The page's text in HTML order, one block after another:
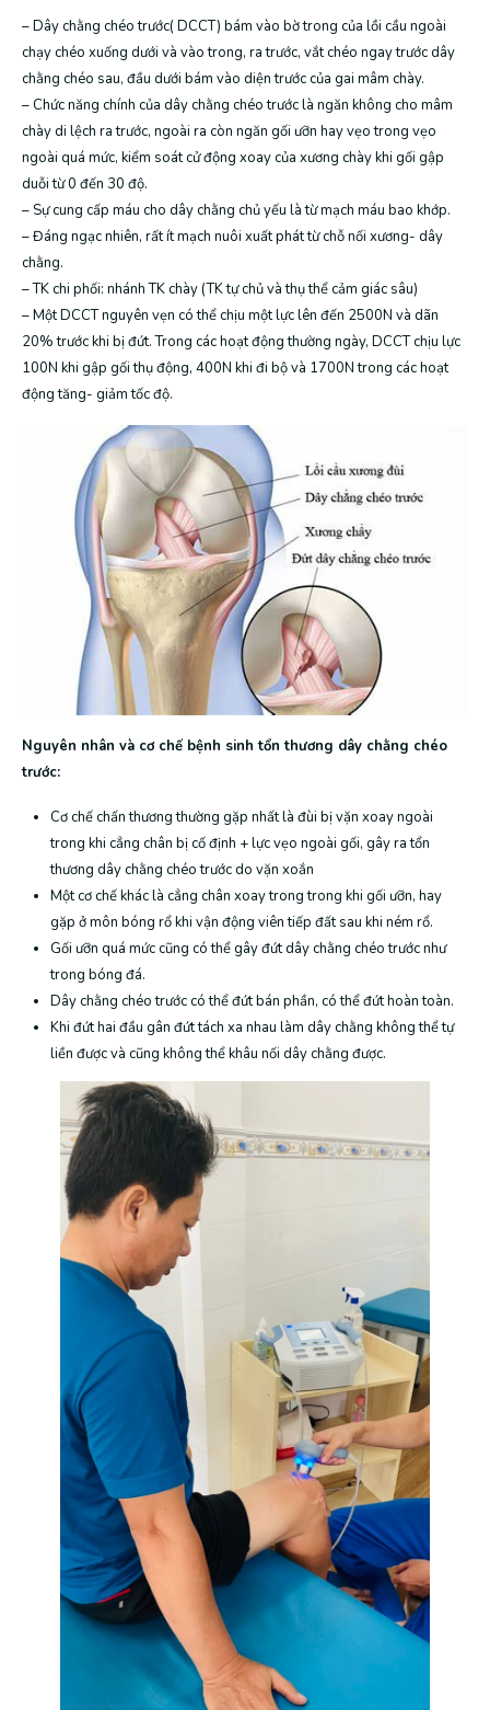
– Dây chằng chéo trước( DCCT) bám vào bờ trong của lồi cầu ngoài
chạy chéo xuống dưới và vào trong, ra trước, vắt chéo ngay trước dây
chằng chéo sau, đầu dưới bám vào diện trước của gai mâm chày.
– Chức năng chính của dây chằng chéo trước là ngăn không cho mâm
chày di lệch ra trước, ngoài ra còn ngăn gối ưỡn hay vẹo trong vẹo
ngoài quá mức, kiểm soát cử động xoay của xương chày khi gối gập
duỗi từ 0 đến 30 độ.
– Sự cung cấp máu cho dây chằng chủ yếu là từ mạch máu bao khớp.
– Đáng ngạc nhiên, rất ít mạch nuôi xuất phát từ chỗ nối xương- dây
chằng.
– TK chi phối: nhánh TK chày (TK tự chủ và thụ thể cảm giác sâu)
– Một DCCT nguyên vẹn có thể chịu một lực lên đến 2500N và dãn
20% trước khi bị đứt. Trong các hoạt động thường ngày, DCCT chịu lực
100N khi gập gối thụ động, 400N khi đi bộ và 1700N trong các hoạt
động tăng- giảm tốc độ.
Nguyên nhân và cơ chế bệnh sinh tổn thương dây chằng chéo
trước:
Cơ chế chấn thương thường gặp nhất là đùi bị vặn xoay ngoài
trong khi cẳng chân bị cố định + lực vẹo ngoài gối, gây ra tổn
thương dây chằng chéo trước do vặn xoắn
Một cơ chế khác là cẳng chân xoay trong trong khi gối ưỡn, hay
gặp ở môn bóng rổ khi vận động viên tiếp đất sau khi ném rổ.
Gối ưỡn quá mức cũng có thể gây đứt dây chằng chéo trước như
trong bóng đá.
Dây chằng chéo trước có thể đứt bán phần, có thể đứt hoàn toàn.
Khi đứt hai đầu gân đứt tách xa nhau làm dây chằng không thể tự
liền được và cũng không thể khâu nối dây chằng được.